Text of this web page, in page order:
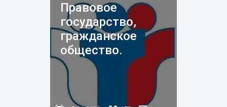
Правовое
государство,
гражданское
общество.